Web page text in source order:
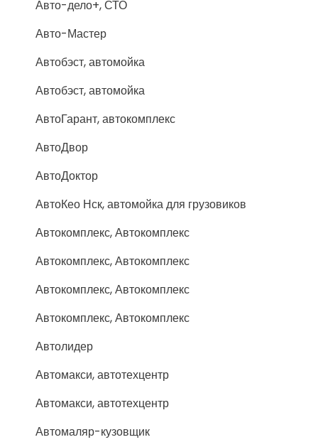
Авто-дело+, СТО
Авто-Мастер
Автобэст, автомойка
Автобэст, автомойка
АвтоГарант, автокомплекс
АвтоДвор
АвтоДоктор
АвтоКео Нск, автомойка для грузовиков
Автокомплекс, Автокомплекс
Автокомплекс, Автокомплекс
Автокомплекс, Автокомплекс
Автокомплекс, Автокомплекс
Автолидер
Автомакси, автотехцентр
Автомакси, автотехцентр
Автомаляр-кузовщик